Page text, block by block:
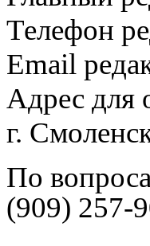
Телефон
Email
Адрес для
г.
По
(909) 257-